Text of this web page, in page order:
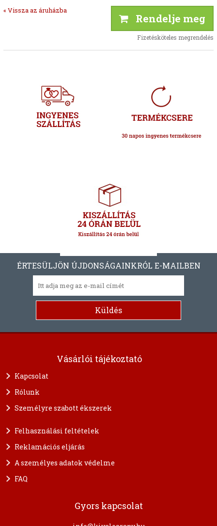
« Vissza az áruházba
Rendelje meg
Fizetésköteles megrendelés
ÉRTESÜLJÖN ÚJDONSÁGAINKRÓL E-MAILBEN
Vásárlói tájékoztató
Kapcsolat
Rólunk
Személyre szabott ékszerek
Felhasználási feltételek
Reklamációs eljárás
A személyes adatok védelme
FAQ
Gyors kapcsolat